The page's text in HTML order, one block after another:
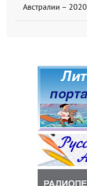
Австралии – 2020